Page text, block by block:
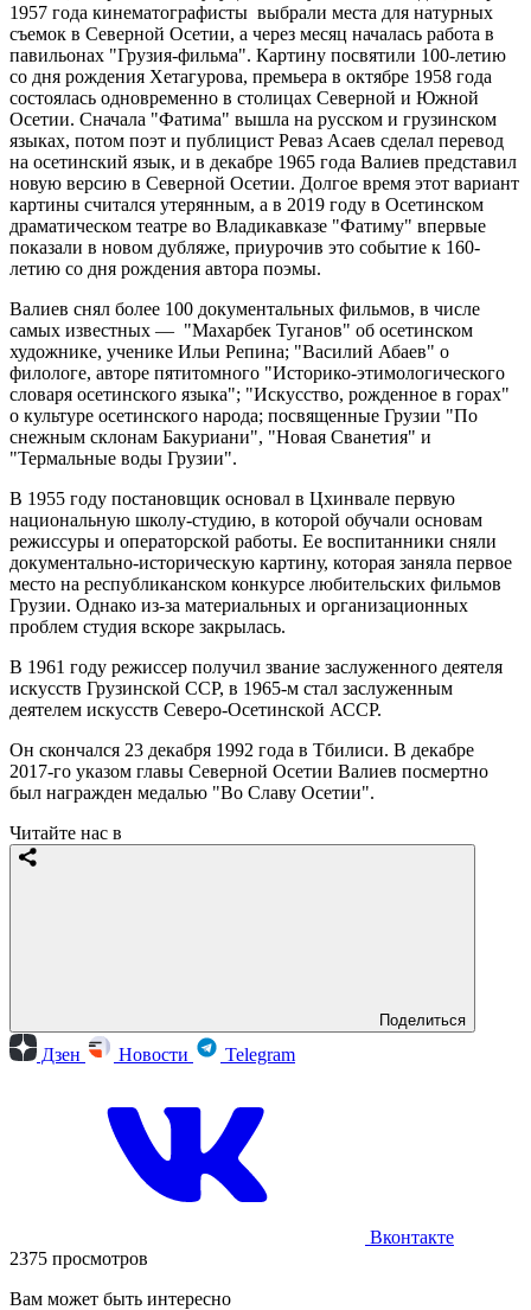
1957 года кинематографисты выбрали места для натурных
съемок в Северной Осетии, а через месяц началась работа в
павильонах "Грузия-фильма". Картину посвятили 100-летию
со дня рождения Хетагурова, премьера в октябре 1958 года
состоялась одновременно в столицах Северной и Южной
Осетии. Сначала "Фатима" вышла на русском и грузинском
языках, потом поэт и публицист Реваз Асаев сделал перевод
на осетинский язык, и в декабре 1965 года Валиев представил
новую версию в Северной Осетии. Долгое время этот вариант
картины считался утерянным, а в 2019 году в Осетинском
драматическом театре во Владикавказе "Фатиму" впервые
показали в новом дубляже, приурочив это событие к 160-
летию со дня рождения автора поэмы.
Валиев снял более 100 документальных фильмов, в числе
самых известных — "Махарбек Туганов" об осетинском
художнике, ученике Ильи Репина; "Василий Абаев" о
филологе, авторе пятитомного "Историко-этимологического
словаря осетинского языка"; "Искусство, рожденное в горах"
о культуре осетинского народа; посвященные Грузии "По
снежным склонам Бакуриани", "Новая Сванетия" и
"Термальные воды Грузии".
В 1955 году постановщик основал в Цхинвале первую
национальную школу-студию, в которой обучали основам
режиссуры и операторской работы. Ее воспитанники сняли
документально-историческую картину, которая заняла первое
место на республиканском конкурсе любительских фильмов
Грузии. Однако из-за материальных и организационных
проблем студия вскоре закрылась.
В 1961 году режиссер получил звание заслуженного деятеля
искусств Грузинской ССР, в 1965-м стал заслуженным
деятелем искусств Северо-Осетинской АССР.
Он скончался 23 декабря 1992 года в Тбилиси. В декабре
2017-го указом главы Северной Осетии Валиев посмертно
был награжден медалью "Во Славу Осетии".
Читайте нас в
Поделиться
Дзен Новости Telegram
Вконтакте
2375 просмотров
Вам может быть интересно